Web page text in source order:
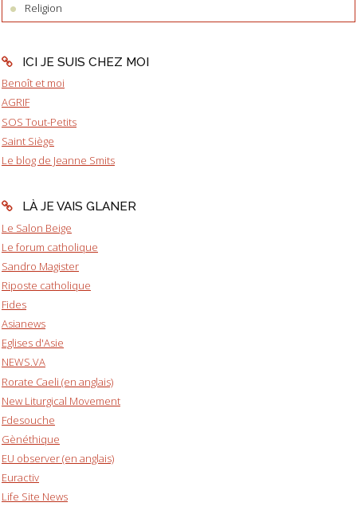
Religion
ICI JE SUIS CHEZ MOI
Benoît et moi
AGRIF
SOS Tout-Petits
Saint Siège
Le blog de Jeanne Smits
LÀ JE VAIS GLANER
Le Salon Beige
Le forum catholique
Sandro Magister
Riposte catholique
Fides
Asianews
Eglises d'Asie
NEWS.VA
Rorate Caeli (en anglais)
New Liturgical Movement
Fdesouche
Gènéthique
EU observer (en anglais)
Euractiv
Life Site News